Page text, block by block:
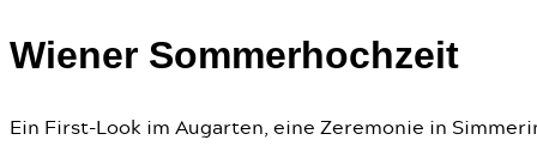
Wiener Sommerhochzeit
Ein First-Look im Augarten, eine Zeremonie in